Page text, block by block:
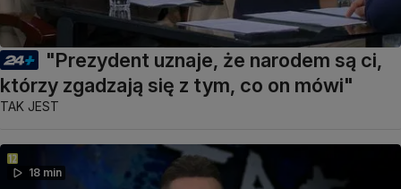
"Prezydent uznaje, że narodem są ci,
którzy zgadzają się z tym, co on mówi"
TAK JEST
18 min